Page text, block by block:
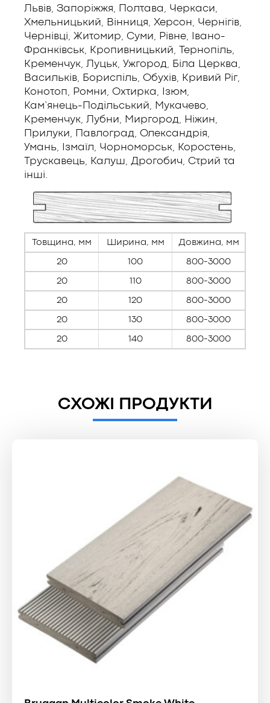
Львів, Запоріжжя, Полтава, Черкаси,
Хмельницький, Вінниця, Херсон, Чернігів,
Чернівці, Житомир, Суми, Рівне, Івано-
Франківськ, Кропивницький, Тернопіль,
Кременчук, Луцьк, Ужгород, Біла Церква,
Васильків, Бориспіль, Обухів, Кривий Ріг,
Конотоп, Ромни, Охтирка, Ізюм,
Кам’янець-Подільський, Мукачево,
Кременчук, Лубни, Миргород, Ніжин,
Прилуки, Павлоград, Олександрія,
Умань, Ізмаїл, Чорноморськ, Коростень,
Трускавець, Калуш, Дрогобич, Стрий та
інші.
Товщина, мм Ширина, мм Довжина, мм
20 100 800-3000
20 110 800-3000
20 120 800-3000
20 130 800-3000
20 140 800-3000
СХОЖІ ПРОДУКТИ